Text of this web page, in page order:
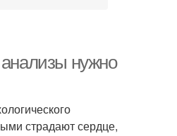
нужно
страдают сердце,